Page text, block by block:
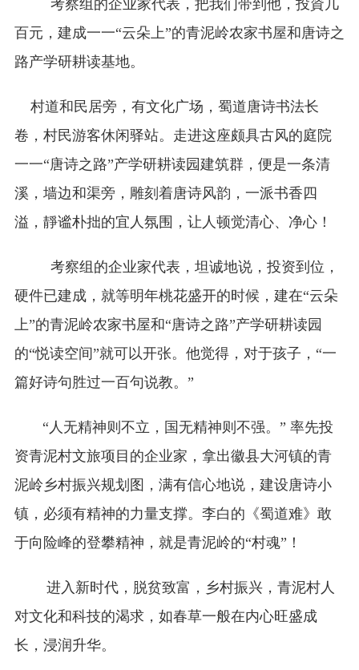
考察组的企业家代表，把我们带到他，投資几
百元，建成一一“云朵上”的青泥岭农家书屋和唐诗之
路产学研耕读基地。
村道和民居旁，有文化广场，蜀道唐诗书法长
卷，村民游客休闲驿站。走进这座颇具古风的庭院
一一“唐诗之路”产学研耕读园建筑群，便是一条清
溪，墙边和渠旁，雕刻着唐诗风韵，一派书香四
溢，靜谧朴拙的宜人氛围，让人顿觉清心、净心！
考察组的企业家代表，坦诚地说，投资到位，
硬件已建成，就等明年桃花盛开的时候，建在“云朵
上”的青泥岭农家书屋和“唐诗之路”产学研耕读园
的“悦读空间”就可以开张。他觉得，对于孩子，“一
篇好诗句胜过一百句说教。”
“人无精神则不立，国无精神则不强。” 率先投
资青泥村文旅项目的企业家，拿出徽县大河镇的青
泥岭乡村振兴规划图，满有信心地说，建设唐诗小
镇，必须有精神的力量支撑。李白的《蜀道难》敢
于向险峰的登攀精神，就是青泥岭的“村魂”！
进入新时代，脱贫致富，乡村振兴，青泥村人
对文化和科技的渴求，如春草一般在内心旺盛成
长，浸润升华。